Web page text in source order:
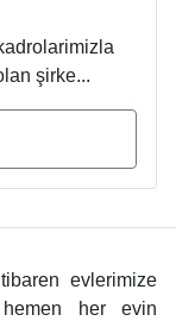
şirke...
evlerimize
her evin